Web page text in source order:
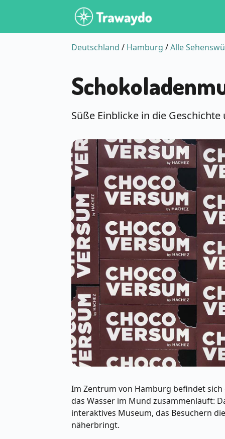
Deutschland / Hamburg /Alle
Süße Einblicke in die
Im Zentrum von Hamburg befindet
das Wasser im Mund zusammenläuft:
interaktives Museum, das Besuchern
näherbringt.